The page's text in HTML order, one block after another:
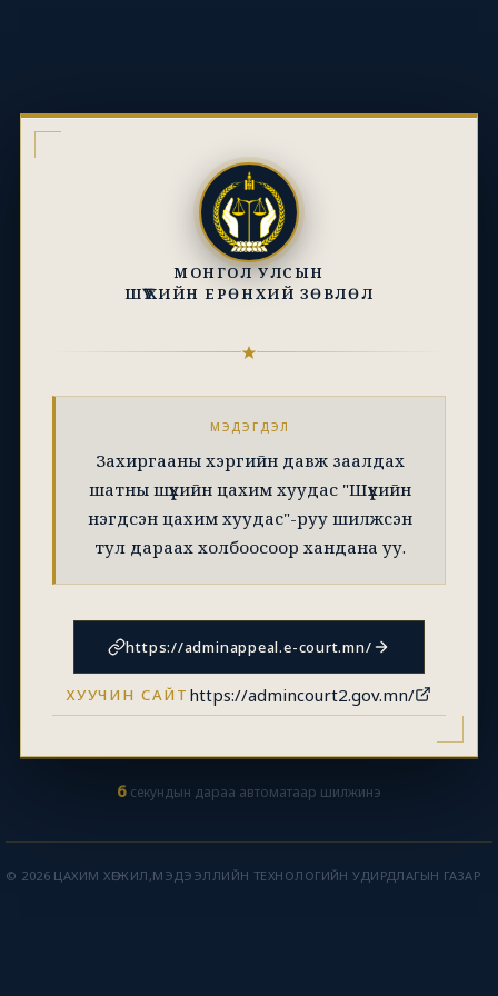
МОНГОЛ УЛСЫН
ШҮҮХИЙН ЕРӨНХИЙ ЗӨВЛӨЛ
МЭДЭГДЭЛ
Захиргааны хэргийн давж заалдах
шатны шүүхийн цахим хуудас "Шүүхийн
нэгдсэн цахим хуудас"-руу шилжсэн
тул дараах холбоосоор хандана уу.
https://adminappeal.e-court.mn/
ХУУЧИН САЙТ https://admincourt2.gov.mn/
6 секундын дараа автоматаар шилжинэ
© 2026 ЦАХИМ ХӨГЖИЛ,МЭДЭЭЛЛИЙН ТЕХНОЛОГИЙН УДИРДЛАГЫН ГАЗАР